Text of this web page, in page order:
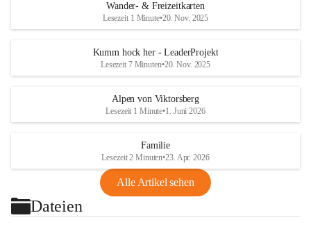
Wander- & Freizeitkarten
Lesezeit 1 Minute•20. Nov. 2025
Kumm hock her - LeaderProjekt
Lesezeit 7 Minuten•20. Nov. 2025
Alpen von Viktorsberg
Lesezeit 1 Minute•1. Juni 2026
Familie
Lesezeit 2 Minuten•23. Apr. 2026
Alle Artikel sehen
Dateien